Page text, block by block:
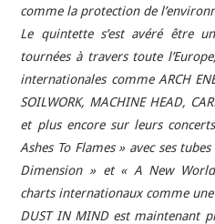
comme la protection de
Le quintette s’est avéré être
tournées à travers toute
internationales comme ARCH
SOILWORK, MACHINE HEAD,
et plus encore sur leurs
Ashes To Flames » avec ses
Dimension » et « A New
charts internationaux comme
DUST IN MIND est maintenant